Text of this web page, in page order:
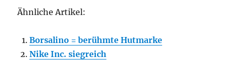
Ähnliche Artikel:
Borsalino = berühmte Hutmarke
Nike Inc. siegreich